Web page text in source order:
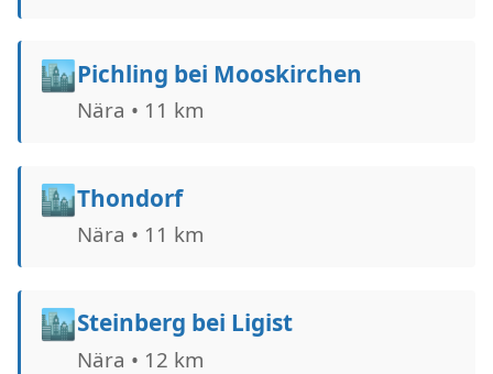
🏙️Pichling bei Mooskirchen
Nära • 11 km
🏙️Thondorf
Nära • 11 km
🏙️Steinberg bei Ligist
Nära • 12 km